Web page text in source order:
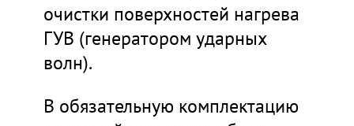
очистки поверхностей нагрева
ГУВ (генератором ударных
волн).
В обязательную комплектацию